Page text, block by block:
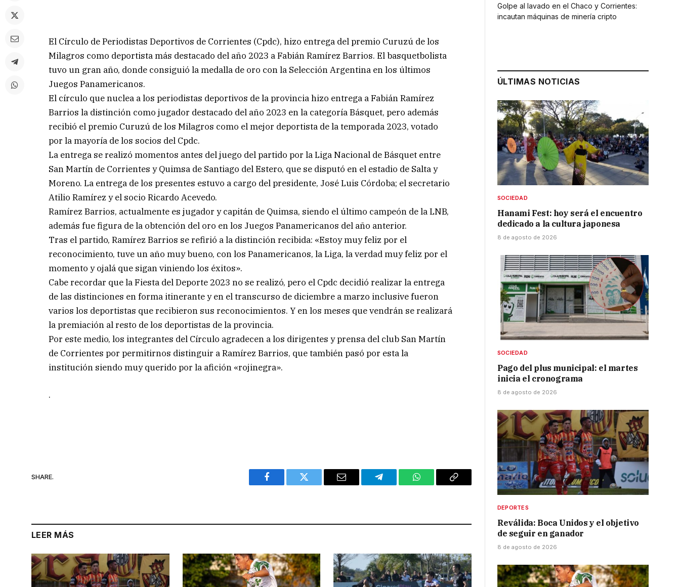
El Círculo de Periodistas Deportivos de Corrientes (Cpdc), hizo entrega del premio Curuzú de los
Milagros como deportista más destacado del año 2023 a Fabián Ramírez Barrios. El basquetbolista
tuvo un gran año, donde consiguió la medalla de oro con la Selección Argentina en los últimos
Juegos Panamericanos.
El círculo que nuclea a los periodistas deportivos de la provincia hizo entrega a Fabián Ramírez
Barrios la distinción como jugador destacado del año 2023 en la categoría Básquet, pero además
recibió el premio Curuzú de los Milagros como el mejor deportista de la temporada 2023, votado
por la mayoría de los socios del Cpdc.
La entrega se realizó momentos antes del juego del partido por la Liga Nacional de Básquet entre
San Martín de Corrientes y Quimsa de Santiago del Estero, que se disputó en el estadio de Salta y
Moreno. La entrega de los presentes estuvo a cargo del presidente, José Luis Córdoba; el secretario
Atilio Ramírez y el socio Ricardo Acevedo.
Ramírez Barrios, actualmente es jugador y capitán de Quimsa, siendo el último campeón de la LNB,
además fue figura de la obtención del oro en los Juegos Panamericanos del año anterior.
Tras el partido, Ramírez Barrios se refirió a la distinción recibida: «Estoy muy feliz por el
reconocimiento, tuve un año muy bueno, con los Panamericanos, la Liga, la verdad muy feliz por el
momento y ojalá que sigan viniendo los éxitos».
Cabe recordar que la Fiesta del Deporte 2023 no se realizó, pero el Cpdc decidió realizar la entrega
de las distinciones en forma itinerante y en el transcurso de diciembre a marzo inclusive fueron
varios los deportistas que recibieron sus reconocimientos. Y en los meses que vendrán se realizará
la premiación al resto de los deportistas de la provincia.
Por este medio, los integrantes del Círculo agradecen a los dirigentes y prensa del club San Martín
de Corrientes por permitirnos distinguir a Ramírez Barrios, que también pasó por esta la
institución siendo muy querido por la afición «rojinegra».
.
SHARE.
Facebook Twitter Email Telegram WhatsAppCopy
LEER MÁS
Golpe al lavado en el Chaco y Corrientes:
incautan máquinas de minería cripto
ÚLTIMAS NOTICIAS
SOCIEDAD
Hanami Fest: hoy será el encuentro
dedicado a la cultura japonesa
8 de agosto de 2026
SOCIEDAD
Pago del plus municipal: el martes
inicia el cronograma
8 de agosto de 2026
DEPORTES
Reválida: Boca Unidos y el objetivo
de seguir en ganador
8 de agosto de 2026